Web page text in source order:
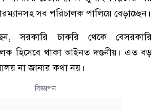
সব পরিচালক পালিয়ে বেড়াচ্ছেন।
সরকারি চাকরি থেকে বেসরকারি
হিসেবে থাকা আইনত দণ্ডনীয়। এত বড়
না জানার কথা নয়।
বিজ্ঞাপন